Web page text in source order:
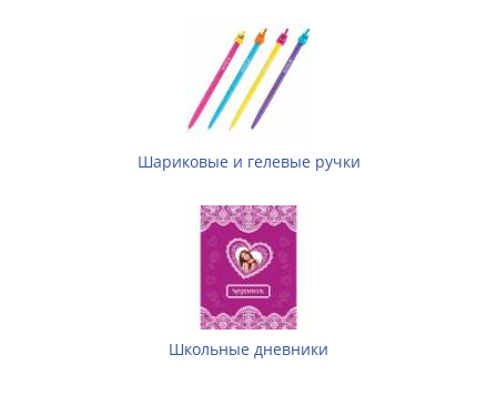
Шариковые и гелевые ручки
Школьные дневники